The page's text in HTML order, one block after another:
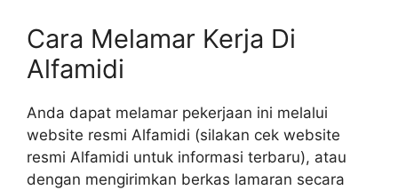
Cara Melamar Kerja Di
Alfamidi
Anda dapat melamar pekerjaan ini melalui
website resmi Alfamidi (silakan cek website
resmi Alfamidi untuk informasi terbaru), atau
dengan mengirimkan berkas lamaran secara